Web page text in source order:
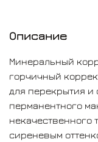
Страна
Описание
Минеральный
горчичный
для перекрытия и
перманентного
некачественного
сиреневым